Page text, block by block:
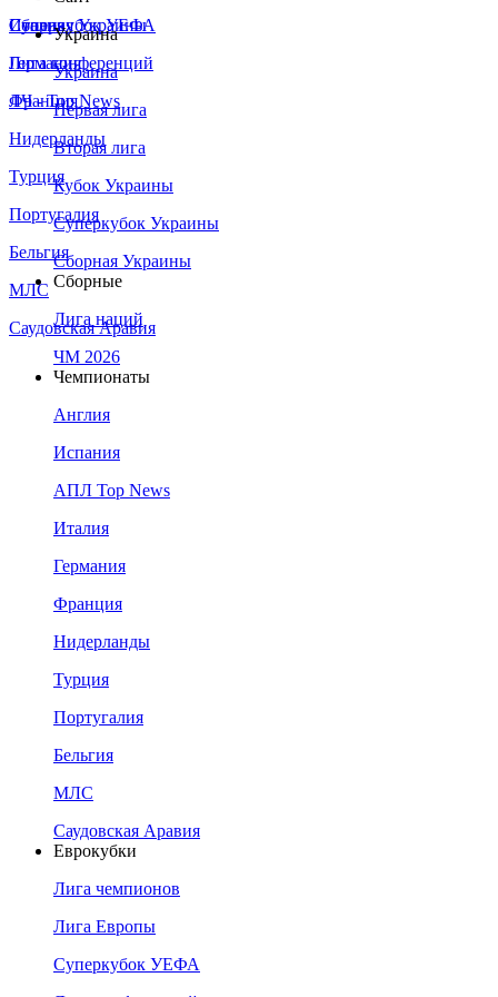
Сборная Украины
Италия
Германия
Франция
Нидерланды
Турция
Португалия
Бельгия
МЛС
Саудовская Аравия
Суперкубок УЕФА
Лига конференций
ЛЧ - Top News
Украина
Украина
Первая лига
Вторая лига
Кубок Украины
Суперкубок Украины
Сборная Украины
Сборные
Лига наций
ЧМ 2026
Чемпионаты
Англия
Испания
АПЛ Top News
Италия
Германия
Франция
Нидерланды
Турция
Португалия
Бельгия
МЛС
Саудовская Аравия
Еврокубки
Лига чемпионов
Лига Европы
Суперкубок УЕФА